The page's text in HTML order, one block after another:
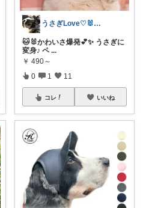
うさぎLove♡🐰みーちゃん🐰
🐱🐰かわいさ爆発💕✨ うさぎに
変身♪ ペ ...
￥ 490～
0 1 11
コレ いいね